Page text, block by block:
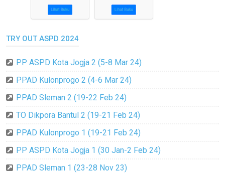
TRY OUT ASPD 2024
PP ASPD Kota Jogja 2 (5-8 Mar 24)
PPAD Kulonprogo 2 (4-6 Mar 24)
PPAD Sleman 2 (19-22 Feb 24)
TO Dikpora Bantul 2 (19-21 Feb 24)
PPAD Kulonprogo 1 (19-21 Feb 24)
PP ASPD Kota Jogja 1 (30 Jan-2 Feb 24)
PPAD Sleman 1 (23-28 Nov 23)